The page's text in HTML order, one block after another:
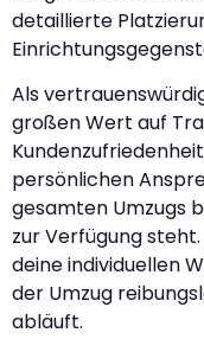
detaillierte
Als
großen Wert auf
persönlichen
gesamten Umzugs
zur Verfügung
deine individuellen
der Umzug
abläuft.